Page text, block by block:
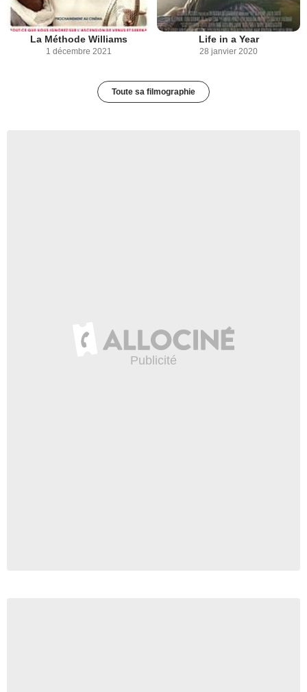
La Méthode Williams
1 décembre 2021
Life in a Year
28 janvier 2020
Toute sa filmographie